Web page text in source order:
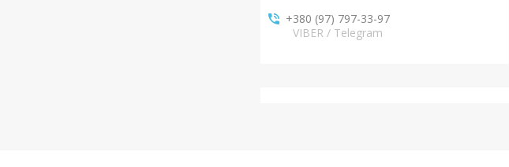
+380 (97) 797-33-97
VIBER / Telegram